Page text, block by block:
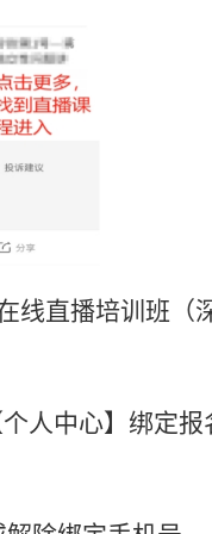
线直播培训班（
人中心】绑定